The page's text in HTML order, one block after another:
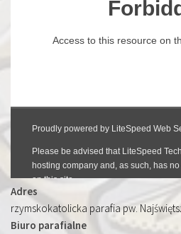
Adres
rzymskokatolicka parafia pw.
Biuro parafialne